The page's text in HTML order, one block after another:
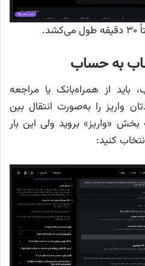
به حساب
از همراه‌بانک یا مراجعه
واریز را به‌صورت انتقال بین
«واریز» بروید ولی این بار
کنید: